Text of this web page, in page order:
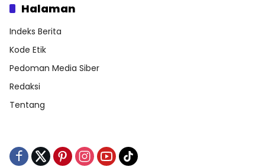
Halaman
Indeks Berita
Kode Etik
Pedoman Media Siber
Redaksi
Tentang